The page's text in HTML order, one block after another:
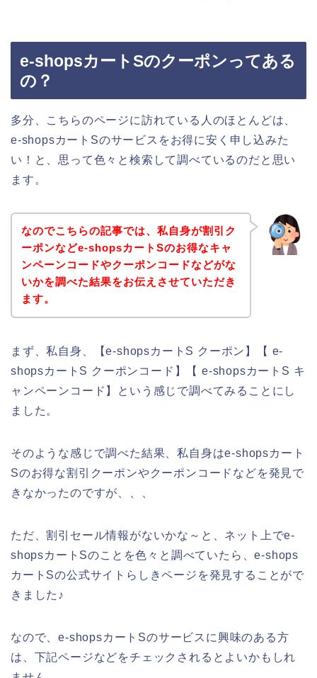
e-shopsカートSのクーポンってある
の？
多分、こちらのページに訪れている人のほとんどは、
e-shopsカートSのサービスをお得に安く申し込みた
い！と、思って色々と検索して調べているのだと思い
ます。
なのでこちらの記事では、私自身が割引ク
ーポンなどe-shopsカートSのお得なキャ
ンペーンコードやクーポンコードなどがな
いかを調べた結果をお伝えさせていただき
ます。
まず、私自身、【e-shopsカートS クーポン】【 e-
shopsカートS クーポンコード】【 e-shopsカートS キ
ャンペーンコード】という感じで調べてみることにし
ました。
そのような感じで調べた結果、私自身はe-shopsカート
Sのお得な割引クーポンやクーポンコードなどを発見で
きなかったのですが、、、
ただ、割引セール情報がないかな～と、ネット上でe-
shopsカートSのことを色々と調べていたら、e-shops
カートSの公式サイトらしきページを発見することがで
きました♪
なので、e-shopsカートSのサービスに興味のある方
は、下記ページなどをチェックされるとよいかもしれ